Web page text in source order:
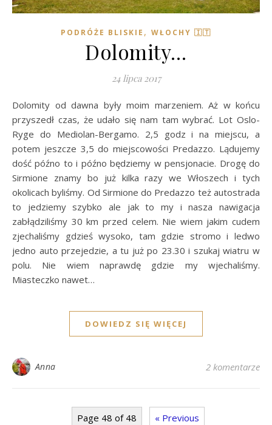
PODRÓŻE BLISKIE , WŁOCHY 🇮🇹
Dolomity…
24 lipca 2017
Dolomity od dawna były moim marzeniem. Aż w końcu
przyszedł czas, że udało się nam tam wybrać. Lot Oslo-
Ryge do Mediolan-Bergamo. 2,5 godz i na miejscu, a
potem jeszcze 3,5 do miejscowości Predazzo. Lądujemy
dość późno to i późno będziemy w pensjonacie. Drogę do
Sirmione znamy bo już kilka razy we Włoszech i tych
okolicach byliśmy. Od Sirmione do Predazzo też autostrada
to jedziemy szybko ale jak to my i nasza nawigacja
zabłądziliśmy 30 km przed celem. Nie wiem jakim cudem
zjechaliśmy gdzieś wysoko, tam gdzie stromo i ledwo
jedno auto przejedzie, a tu już po 23.30 i szukaj wiatru w
polu. Nie wiem naprawdę gdzie my wjechaliśmy.
Miasteczko nawet…
DOWIEDZ SIĘ WIĘCEJ
Anna 2 komentarze
Page 48 of 48 « Previous